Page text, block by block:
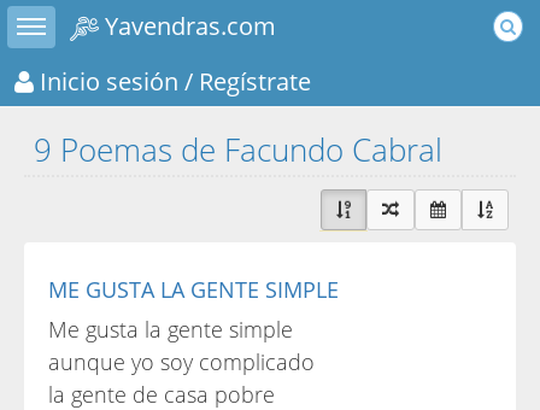
Toggle sidebar
Yavendras.com
Inicio sesión / Regístrate
9 Poemas de Facundo Cabral
ME GUSTA LA GENTE SIMPLE
Me gusta la gente simple
aunque yo soy complicado
la gente de casa pobre